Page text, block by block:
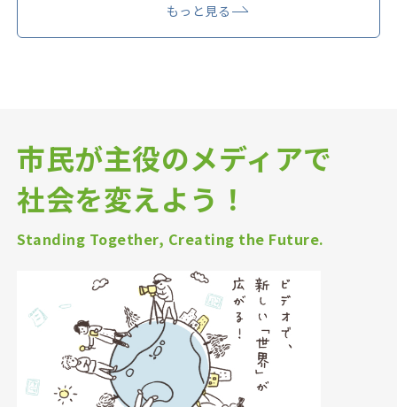
もっと見る
市民が主役のメディアで
社会を変えよう！
Standing Together, Creating the Future.